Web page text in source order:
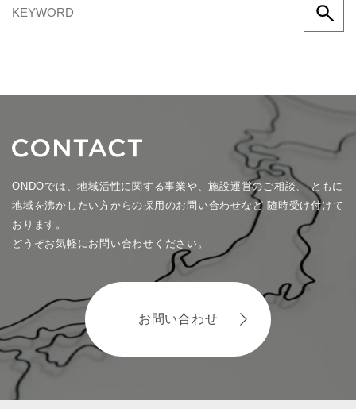
ONDOでは、地域活性に関する事業や、施設運営のご相談、ともに
地域を沸かしたい方からの採用のお問い合わせなど 随時受け付けて
おります。
どうぞお気軽にお問い合わせください。
お問い合わせ